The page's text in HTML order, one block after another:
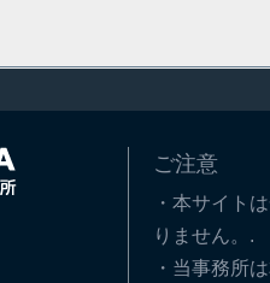
ご注意
・本サイト
りません。.
・当事務所